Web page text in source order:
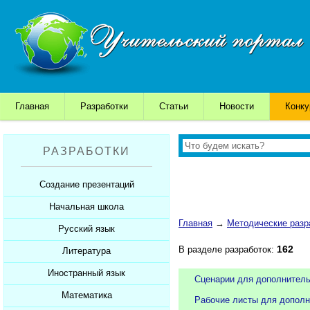
Главная Разработки Статьи Новости
РАЗРАБОТКИ
Создание презентаций
Шаблоны для презентаций
Советы начинающим
Советы дедушки
К презентации...
Начальная школа
Уроки
Презентации
Мультимедийные тесты
Печатные тесты
Русский язык
Уроки
Презентации
Мультимедийные тесты
Литература
Уроки
Презентации
Иностранный язык
Уроки
Математика
Главная → Методические
В разделе разработок: 162
Сценарии для
Рабочие листы для